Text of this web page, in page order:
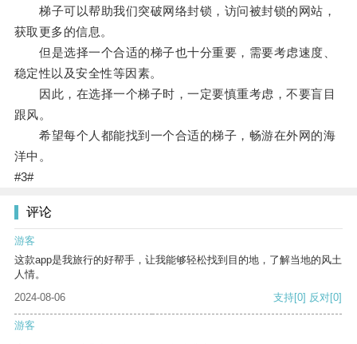
梯子可以帮助我们突破网络封锁，访问被封锁的网站，
获取更多的信息。
但是选择一个合适的梯子也十分重要，需要考虑速度、
稳定性以及安全性等因素。
因此，在选择一个梯子时，一定要慎重考虑，不要盲目
跟风。
希望每个人都能找到一个合适的梯子，畅游在外网的海
洋中。
#3#
评论
游客
这款app是我旅行的好帮手，让我能够轻松找到目的地，了解当地的风土
人情。
2024-08-06
支持[0] 反对[0]
游客